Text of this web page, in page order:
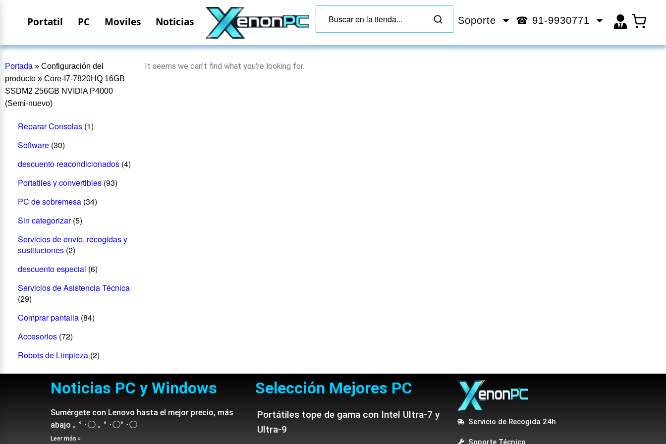
Portatil PC Moviles Noticias Soporte ☎ 91-9930771
Portada » Configuración del
producto » Core-I7-7820HQ 16GB
SSDM2 256GB NVIDIA P4000
(Semi-nuevo)
Reparar Consolas (1)
Software (30)
descuento reacondicionados (4)
Portatiles y convertibles (93)
PC de sobremesa (34)
Sin categorizar (5)
Servicios de envío, recogidas y
sustituciones (2)
descuento especial (6)
Servicios de Asistencia Técnica
(29)
Comprar pantalla (84)
Accesorios (72)
Robots de Limpieza (2)
It seems we can't find what you're looking for.
Noticias PC y Windows
Sumérgete con Lenovo hasta el mejor precio, más
abajo ｡ ° ･◯ ｡ ° ･◯° ･◯
Leer más »
Selección Mejores PC
Portátiles tope de gama con Intel Ultra-7 y
Ultra-9
Servicio de Recogida 24h
Soporte Técnico